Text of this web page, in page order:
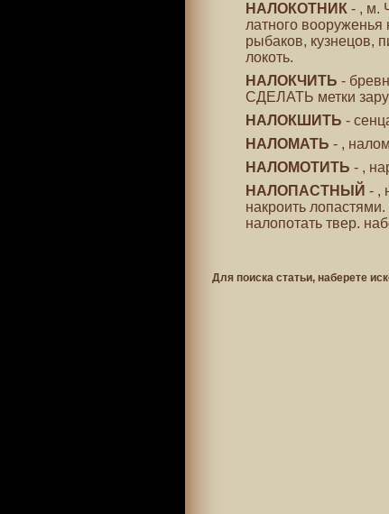
НАЛОКОТНИК - , м.
латного вооруженья
рыбаков, кузнецов,
локоть.
НАЛОКЧИТЬ -
СДЕЛАТЬ метки
НАЛОКШИТЬ -
НАЛОМАТЬ - ,
НАЛОМОТИТЬ - ,
НАЛОПАСТНЫЙ - ,
накроить
налопотать твер.
Для поиска статьи, наберете